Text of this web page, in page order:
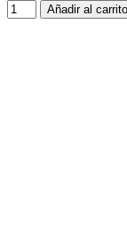
Añadir al carrito